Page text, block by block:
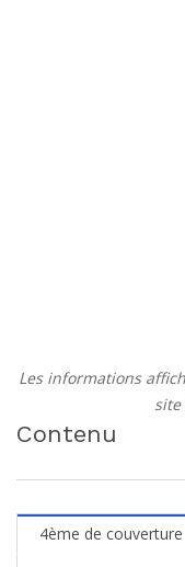
Les informations
site
Contenu
4ème de couverture